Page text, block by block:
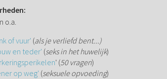
o.a.
of vuur' (als je verliefd bent...)
en teder' (seks in het huwelijk)
' (50 vragen)
op weg' (seksuele opvoeding)